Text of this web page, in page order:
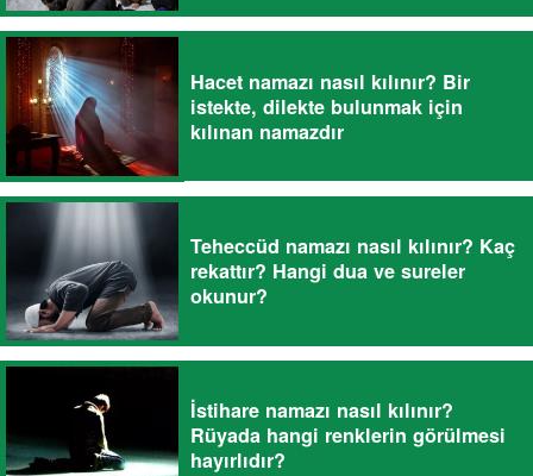
Hacet namazı nasıl kılınır? Bir
istekte, dilekte bulunmak için
kılınan namazdır
Teheccüd namazı nasıl kılınır? Kaç
rekattır? Hangi dua ve sureler
okunur?
İstihare namazı nasıl kılınır?
Rüyada hangi renklerin görülmesi
hayırlıdır?